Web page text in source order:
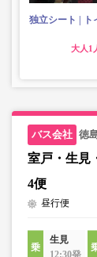
独立シート
大人
徳
室戸・生見
4便
昼行便
生見
12:30発